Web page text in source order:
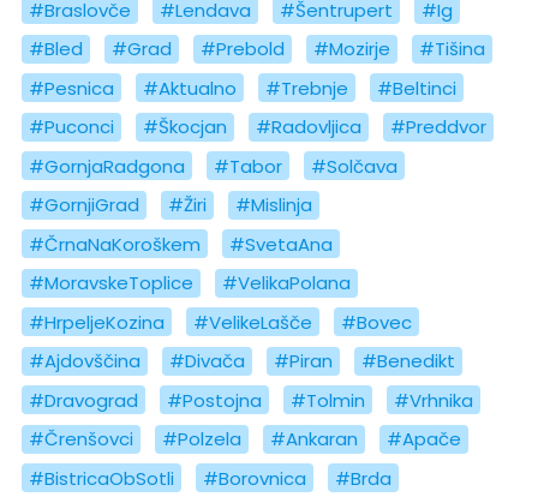
#Braslovče
#Lendava #Šentrupert
#Ig
#Bled
#Grad #Prebold #Mozirje
#Tišina
#Pesnica
#Aktualno #Trebnje
#Beltinci
#Puconci
#Škocjan #Radovljica
#Preddvor
#GornjaRadgona
#Tabor
#Solčava
#GornjiGrad
#Žiri
#Mislinja
#ČrnaNaKoroškem
#SvetaAna
#MoravskeToplice
#VelikaPolana
#HrpeljeKozina
#VelikeLašče
#Bovec
#Ajdovščina
#Divača #Piran
#Benedikt
#Dravograd
#Postojna #Tolmin
#Vrhnika
#Črenšovci
#Polzela #Ankaran
#Apače
#BistricaObSotli
#Borovnica
#Brda